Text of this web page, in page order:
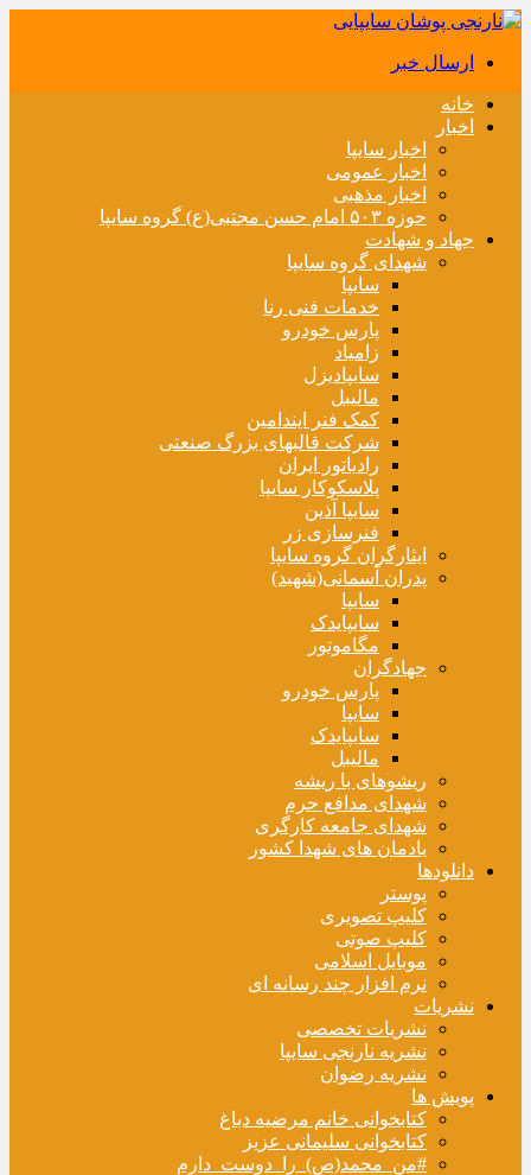
ارسال خبر
خانه
اخبار
اخبار سایپا
اخبار عمومی
اخبار مذهبی
حوزه ۵۰۳ امام حسن مجتبی(ع) گروه سایپا
جهاد و شهادت
شهدای گروه سایپا
سایپا
خدمات فنی رنا
پارس خودرو
زامیاد
سایپادیزل
مالیبل
کمک فنر ایندامین
شرکت قالبهای بزرگ صنعتی
رادیاتور ایران
پلاسکوکار سایپا
سایپا آذین
فنرسازی زر
ایثارگران گروه سایپا
پدران آسمانی(شهید)
سایپا
سایپایدک
مگاموتور
جهادگران
پارس خودرو
سایپا
سایپایدک
مالیبل
ریشوهای با ریشه
شهدای مدافع حرم
شهدای جامعه کارگری
یادمان های شهدا کشور
دانلودها
پوستر
کلیپ تصویری
کلیپ صوتی
موبایل اسلامی
نرم افزار چند رسانه ای
نشریات
نشریات تخصصی
نشریه نارنجی سایپا
نشریه رضوان
پویش ها
کتابخوانی خانم مرضیه دباغ
کتابخوانی سلیمانی عزیز
#من_محمد(ص)_را_دوست_دارم